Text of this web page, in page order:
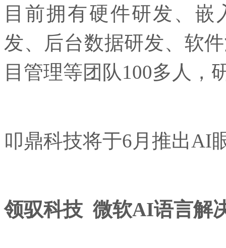
目前拥有硬件研发、
发、后台数据研发、软
目管理等团队100多人，
叩鼎科技将于6月推出AI
领驭科技 微软AI语言解